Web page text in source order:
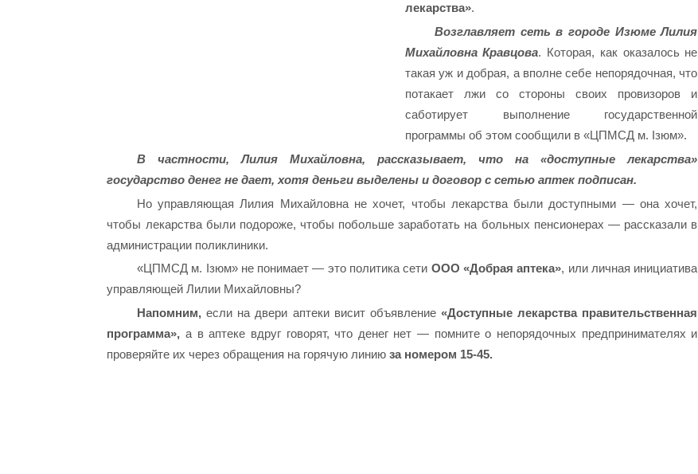
лекарства».
Возглавляет сеть в городе Изюме Лилия
Михайловна Кравцова. Которая, как оказалось не
такая уж и добрая, а вполне себе непорядочная, что
потакает лжи со стороны своих провизоров и
саботирует выполнение государственной
программы об этом сообщили в «ЦПМСД м. Ізюм».
В частности, Лилия Михайловна, рассказывает, что на «доступные лекарства»
государство денег не дает, хотя деньги выделены и договор с сетью аптек подписан.
Но управляющая Лилия Михайловна не хочет, чтобы лекарства были доступными — она хочет,
чтобы лекарства были подороже, чтобы побольше заработать на больных пенсионерах — рассказали в
администрации поликлиники.
«ЦПМСД м. Ізюм» не понимает — это политика сети ООО «Добрая аптека», или личная инициатива
управляющей Лилии Михайловны?
Напомним,если на двери аптеки висит объявление «Доступные лекарства правительственная
программа», а в аптеке вдруг говорят, что денег нет — помните о непорядочных предпринимателях и
проверяйте их через обращения на горячую линию за номером 15-45.